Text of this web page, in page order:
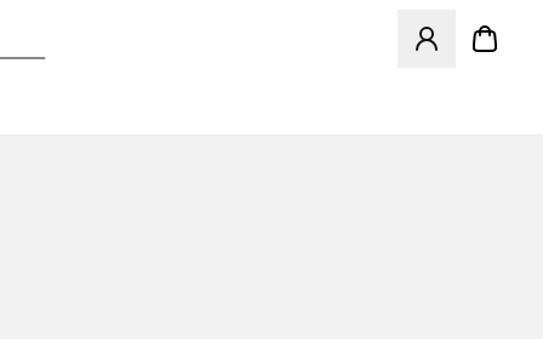
Ανοίγει ένα